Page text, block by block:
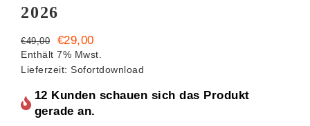
2026
€49,00
Ursprünglicher
Preis
war:
€29,00Aktueller
Preis
ist:
Enthält 7% Mwst.
Lieferzeit: Sofortdownload
12 Kunden schauen sich das Produkt
gerade an.